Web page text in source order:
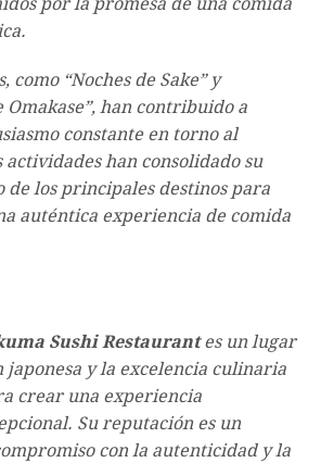
por la promesa de una comida
como “Noches de Sake” y
Omakase”, han contribuido a
constante en torno al
han consolidado su
de los principales destinos para
auténtica experiencia de comida
Sushi Restaurantes un lugar
y la excelencia culinaria
crear una experiencia
Su reputación es un
con la autenticidad y la